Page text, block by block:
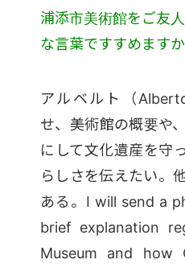
浦添市美術館をご友
な言葉ですすめます
アルベルト（
せ、美術館の概要や
にして文化遺産を守
らしさを伝えたい。
ある。I will send a
brief explanation
Museum and how